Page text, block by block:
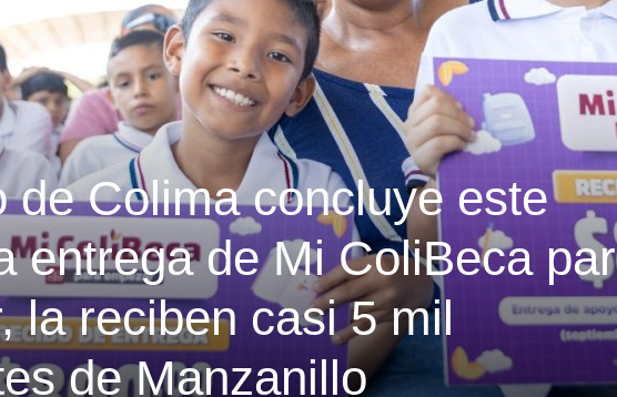
de Colima concluye este
entrega de Mi ColiBeca
la reciben casi 5 mil
de Manzanillo